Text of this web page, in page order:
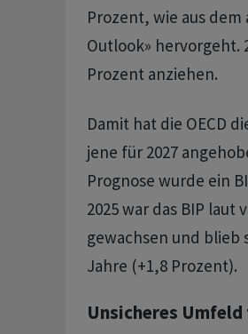
Prozent, wie aus
Outlook» hervorgeht.
Prozent anziehen.
Damit hat die OECD
jene für 2027
Prognose wurde ein
2025 war das BIP
gewachsen und
Jahre (+1,8 Prozent).
Unsicheres